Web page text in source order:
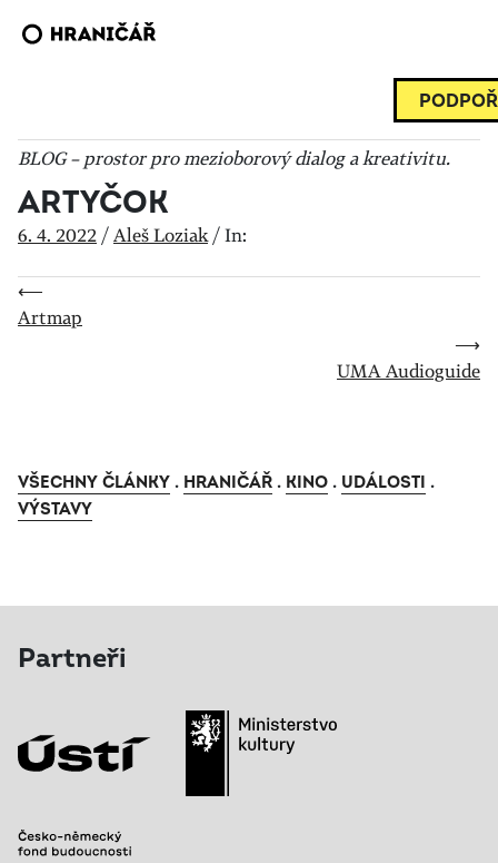
BLOG – prostor pro mezioborový dialog a kreativitu.
ARTYČOK
6. 4. 2022 /Aleš Loziak /In:
⟵
Artmap
⟶
UMA Audioguide
VŠECHNY ČLÁNKY . HRANIČÁŘ . KINO . UDÁLOSTI .
VÝSTAVY
Partneři